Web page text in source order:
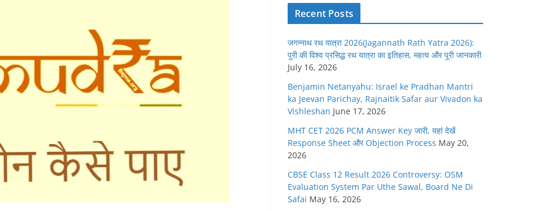
Recent Posts
जगन्नाथ रथ यात्रा 2026(Jagannath Rath Yatra 2026):
पुरी की विश्व प्रसिद्ध रथ यात्रा का इतिहास, महत्व और पूरी जानकारी
July 16, 2026
Benjamin Netanyahu: Israel ke Pradhan Mantri
ka Jeevan Parichay, Rajnaitik Safar aur Vivadon ka
Vishleshan June 17, 2026
MHT CET 2026 PCM Answer Key जारी, यहां देखें
Response Sheet और Objection Process May 20,
2026
CBSE Class 12 Result 2026 Controversy: OSM
Evaluation System Par Uthe Sawal, Board Ne Di
Safai May 16, 2026